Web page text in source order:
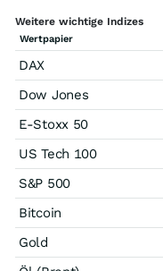
Weitere wichtige Indizes
Wertpapier
DAX
Dow Jones
E-Stoxx 50
US Tech 100
S&P 500
Bitcoin
Gold